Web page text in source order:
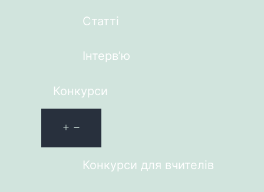
Статті
Інтерв’ю
Конкурси
Конкурси для вчителів